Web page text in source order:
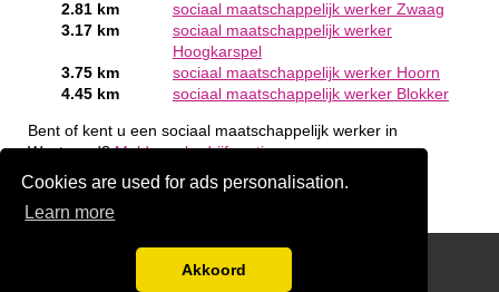
Cookies are used for ads personalisation.
Learn more
Akkoord
2.81 km
sociaal maatschappelijk werker Zwaag
3.17 km
sociaal maatschappelijk werker
Hoogkarspel
3.75 km
sociaal maatschappelijk werker Hoorn
4.45 km
sociaal maatschappelijk werker Blokker
Bent of kent u een sociaal maatschappelijk werker in
Westwoud?Meld een bedrijf gratis aan